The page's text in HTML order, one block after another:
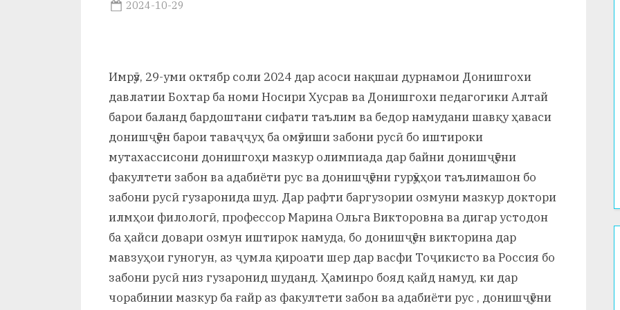
н
о
м
и
Н
о
с
и
р
Posted
2024-10-29
Имрӯз, 29-уми октябр соли 2024 дар асоси нақшаи дурнамои Донишгохи
давлатии Бохтар ба номи Носири Хусрав ва Донишгохи педагогики Алтай
барои баланд бардоштани сифати таълим ва бедор намудани шавқу ҳаваси
донишҷӯён барои таваҷҷуҳ ба омӯзиши забони русӣ бо иштироки
мутахассисони донишгоҳи мазкур олимпиада дар байни донишҷӯёни
факултети забон ва адабиёти рус ва донишҷӯёни гурӯҳҳои таълимашон бо
забони русӣ гузаронида шуд. Дар рафти баргузории озмуни мазкур доктори
илмҳои филологӣ, профессор Марина Ольга Викторовна ва дигар устодон
ба ҳайси довари озмун иштирок намуда, бо донишҷӯён викторина дар
мавзуҳои гуногун, аз ҷумла қироати шер дар васфи Тоҷикисто ва Россия бо
забони русӣ низ гузаронид шуданд. Ҳаминро бояд қайд намуд, ки дар
чорабинии мазкур ба ғайр аз факултети забон ва адабиёти рус , донишҷӯёни